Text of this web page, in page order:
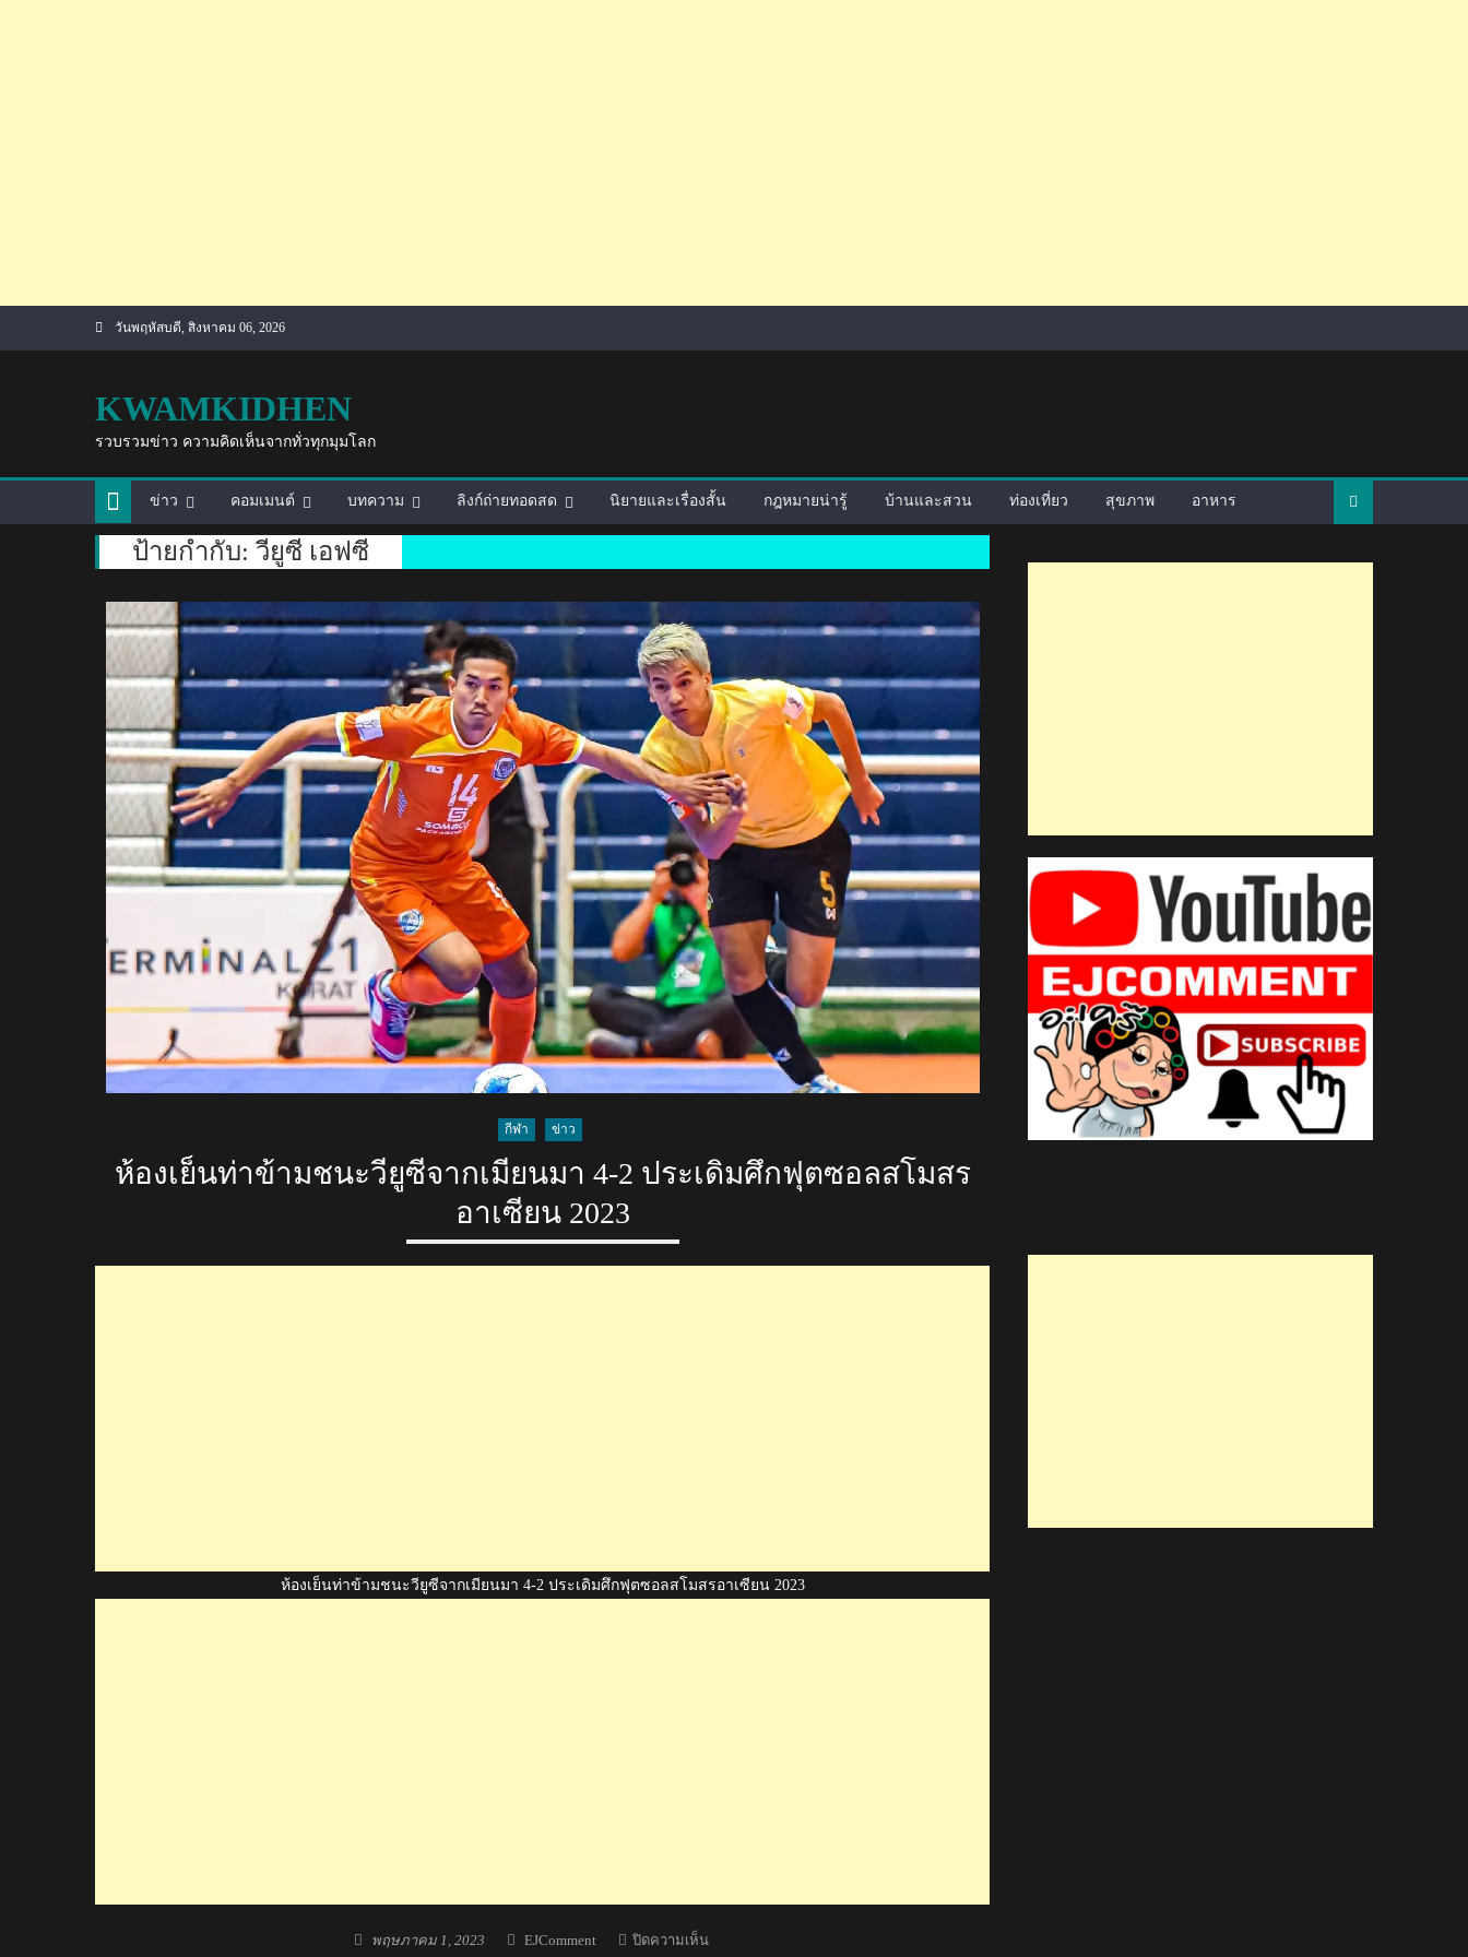
วันพฤหัสบดี, สิงหาคม 06, 2026
KWAMKIDHEN
รวบรวมข่าว ความคิดเห็นจากทั่วทุกมุมโลก
ข่าว คอมเมนต์ บทความ ลิงก์ถ่ายทอดสด นิยายและเรื่องสั้น กฎหมายน่ารู้ บ้านและสวน ท่องเที่ยว สุขภาพ อาหาร
ป้ายกำกับ: วียูซี เอฟซี
กีฬา ข่าว
ห้องเย็นท่าข้ามชนะวียูซีจากเมียนมา 4-2 ประเดิมศึกฟุตซอลสโมสร
อาเซียน 2023
ห้องเย็นท่าข้ามชนะวียูซีจากเมียนมา 4-2 ประเดิมศึกฟุตซอลสโมสรอาเซียน 2023
Posted
พฤษภาคม 1, 2023 Author
EJComment ปิดความเห็น